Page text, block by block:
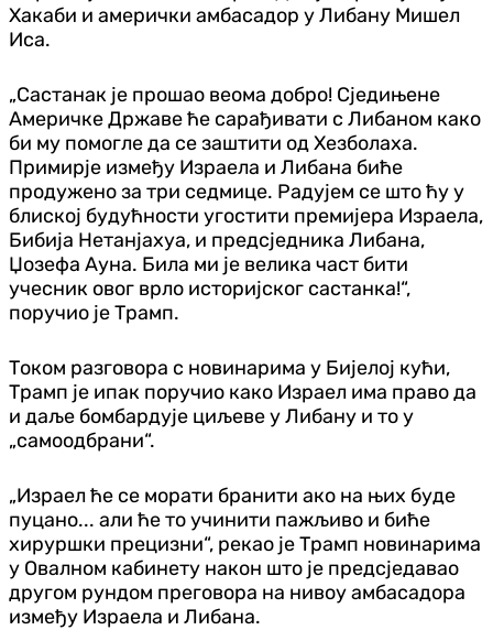
Хакаби и амерички амбасадор у Либану Мишел
Иса.
„Састанак је прошао веома добро! Сједињене
Америчке Државе ће сарађивати с Либаном како
би му помогле да се заштити од Хезболаха.
Примирје између Израела и Либана биће
продужено за три седмице. Радујем се што ћу у
блиској будућности угостити премијера Израела,
Бибиja Нетанјахуа, и предсједника Либана,
Џозефа Ауна. Била ми је велика част бити
учесник овог врло историјског састанка!“,
поручио је Трамп.
Током разговора с новинарима у Бијелој кући,
Трамп је ипак поручио како Израел има право да
и даље бомбардује циљеве у Либану и то у
„самоодбрани“.
„Израел ће се морати бранити ако на њих буде
пуцано... али ће то учинити пажљиво и биће
хируршки прецизни“, рекао је Трамп новинарима
у Овалном кабинету након што је предсједавао
другом рундом преговора на нивоу амбасадора
између Израела и Либана.